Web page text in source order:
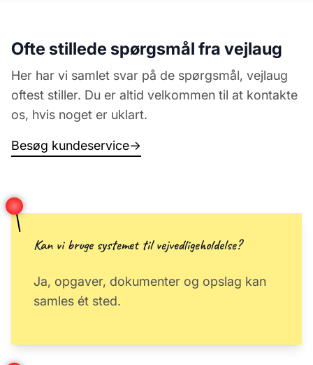
Ofte stillede spørgsmål fra vejlaug
Her har vi samlet svar på de spørgsmål, vejlaug
oftest stiller. Du er altid velkommen til at kontakte
os, hvis noget er uklart.
Besøg kundeservice→
Kan vi bruge systemet til vejvedligeholdelse?
Ja, opgaver, dokumenter og opslag kan
samles ét sted.